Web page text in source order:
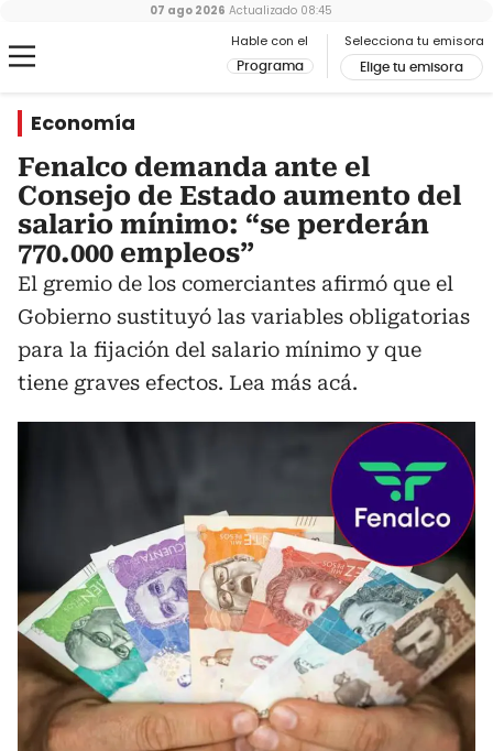
Hable con el
Programa
Selecciona tu emisora
Elige tu emisora
07 ago 2026 Actualizado 08:45
Economía
Fenalco demanda ante el
Consejo de Estado aumento del
salario mínimo: “se perderán
770.000 empleos”
El gremio de los comerciantes afirmó que el
Gobierno sustituyó las variables obligatorias
para la fijación del salario mínimo y que
tiene graves efectos. Lea más acá.